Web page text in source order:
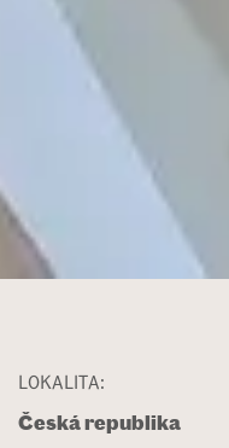
LOKALITA:
Česká republika